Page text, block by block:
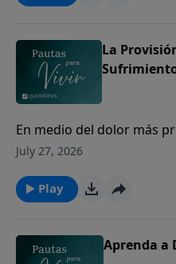
La
En medio del dolor más
los corazones
July 27, 2026
Play
Aprenda a